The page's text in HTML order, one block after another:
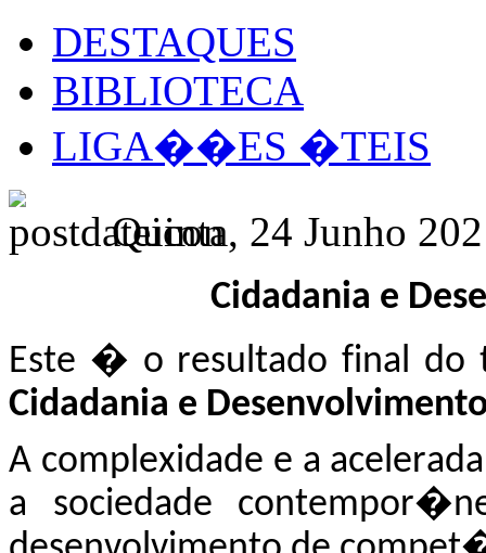
DESTAQUES
BIBLIOTECA
LIGA��ES �TEIS
Quinta, 24 Junho
Cidadania e
Este � o resultado final do
Cidadania e
A complexidade e a
a sociedade